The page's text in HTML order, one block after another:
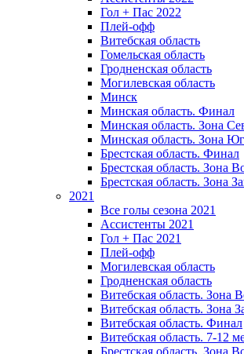
Гол + Пас 2022
Плей-офф
Витебская область
Гомельская область
Гродненская область
Могилевская область
Минск
Mинская область. Финал
Минская область. Зона
Минская область. Зона Юг
Брестская область. Финал
Брестская область. Зона
Брестская область. Зона
2021
Все голы сезона 2021
Ассистенты 2021
Гол + Пас 2021
Плей-офф
Могилевская область
Гродненская область
Витебская область. Зона
Витебская область. Зона
Витебская область. Финал
Витебская область. 7-12
Брестская область. Зона